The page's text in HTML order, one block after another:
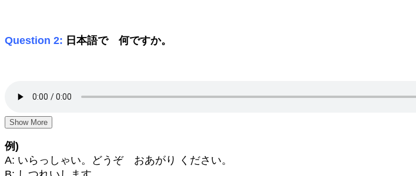
Question 2: 日本語で 何ですか。
Show More
例)
A: いらっしゃい。どうぞ おあがり ください。